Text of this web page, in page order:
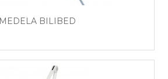
MEDELA BILIBED